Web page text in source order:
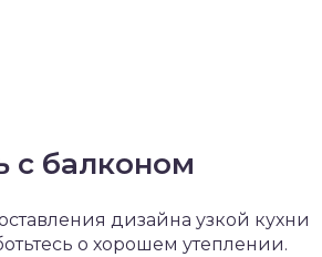
с балконом
дизайна узкой кухни
о хорошем утеплении.